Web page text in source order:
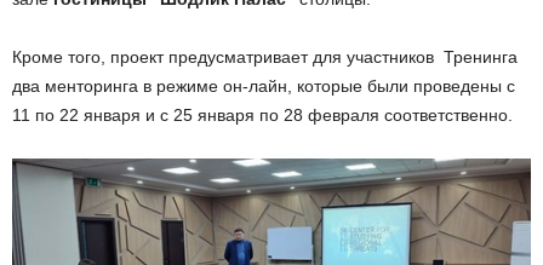
Кроме того, проект предусматривает для участников Тренинга
два менторинга в режиме он-лайн, которые были проведены с
11 по 22 января и с 25 января по 28 февраля соответственно.